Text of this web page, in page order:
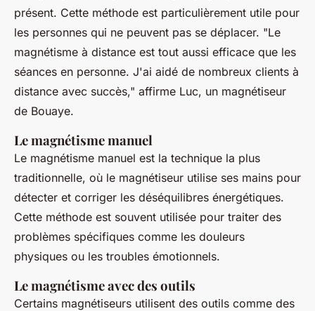
présent. Cette méthode est particulièrement utile pour
les personnes qui ne peuvent pas se déplacer. "Le
magnétisme à distance est tout aussi efficace que les
séances en personne. J'ai aidé de nombreux clients à
distance avec succès," affirme Luc, un magnétiseur
de Bouaye.
Le magnétisme manuel
Le magnétisme manuel est la technique la plus
traditionnelle, où le magnétiseur utilise ses mains pour
détecter et corriger les déséquilibres énergétiques.
Cette méthode est souvent utilisée pour traiter des
problèmes spécifiques comme les douleurs
physiques ou les troubles émotionnels.
Le magnétisme avec des outils
Certains magnétiseurs utilisent des outils comme des